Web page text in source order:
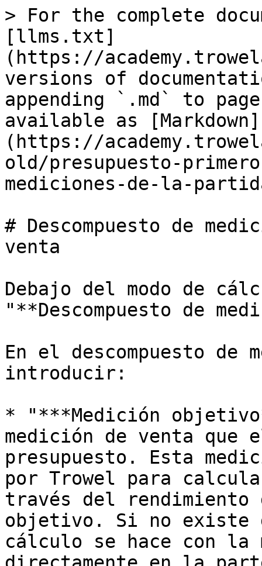
> For the complete
[llms.txt]
(https://
versions of
appending `.md` to
available as [Markdown]
(https://
old/presupuesto-
mediciones-de-la-
# Descompuesto de
venta
Debajo del modo de
"**Descompuesto de
En el descompuesto de
introducir:
* "***Medición
medición de venta
presupuesto. Esta
por Trowel para
través del rendimiento
objetivo. Si no existe
cálculo se hace con la